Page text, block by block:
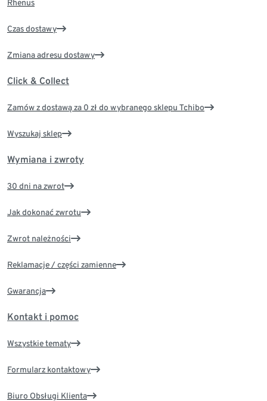
Rhenus
Czas dostawy
Zmiana adresu dostawy
Click & Collect
Zamów z dostawą za 0 zł do wybranego sklepu Tchibo
Wyszukaj sklep
Wymiana i zwroty
30 dni na zwrot
Jak dokonać zwrotu
Zwrot należności
Reklamacje / części zamienne
Gwarancja
Kontakt i pomoc
Wszystkie tematy
Formularz kontaktowy
Biuro Obsługi Klienta